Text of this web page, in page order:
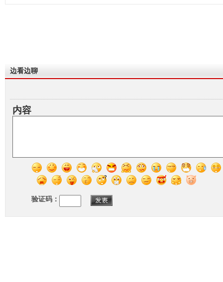
边看边聊
内容
验证码：